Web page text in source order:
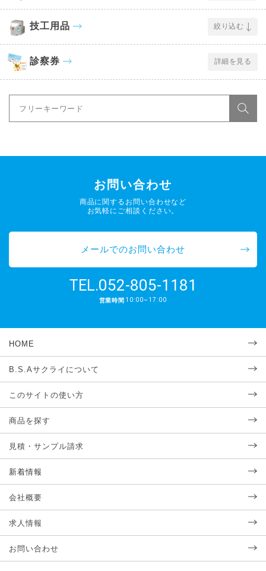
技工用品 絞り込む
診察券 詳細を見る
お問い合わせ
商品に関するお問い合わせなど
お気軽にご相談ください。
メールでのお問い合わせ
TEL.052-805-1181
営業時間 10:00~17:00
HOME
B.S.Aサクライについて
このサイトの使い方
商品を探す
見積・サンプル請求
新着情報
会社概要
求人情報
お問い合わせ